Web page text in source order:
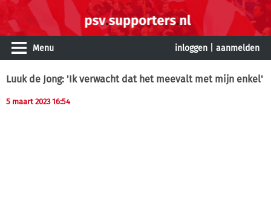
Menu inloggen aanmelden
Luuk de Jong: 'Ik verwacht dat het meevalt met mijn enkel'
5 maart 2023 16:54